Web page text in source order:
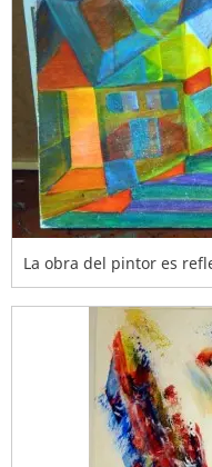
La obra del pintor es